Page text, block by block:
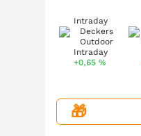
Intraday
+0,65 %
🎁